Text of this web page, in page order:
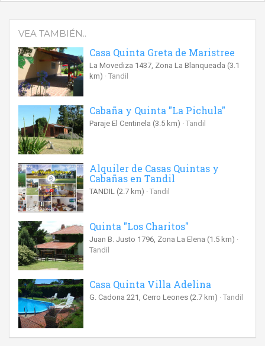
VEA TAMBIÉN..
Casa Quinta Greta de Maristree
La Movediza 1437, Zona La Blanqueada (3.1
km)
Tandil
Cabaña y Quinta "La Pichula"
Paraje El Centinela (3.5 km) Tandil
Alquiler de Casas Quintas y
Cabañas en Tandil
TANDIL (2.7 km) Tandil
Quinta "Los Charitos"
Juan B. Justo 1796, Zona La Elena (1.5 km)
Tandil
Casa Quinta Villa Adelina
G. Cadona 221, Cerro Leones (2.7 km) Tandil